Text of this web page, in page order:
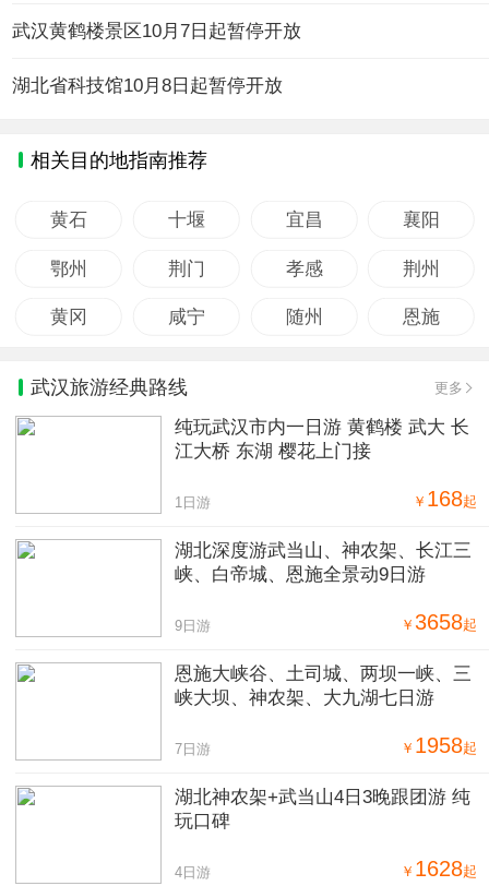
武汉黄鹤楼景区10月7日起暂停开放
湖北省科技馆10月8日起暂停开放
相关目的地指南推荐
黄石 十堰 宜昌 襄阳
鄂州 荆门 孝感 荆州
黄冈 咸宁 随州 恩施
武汉旅游经典路线 更多
纯玩武汉市内一日游 黄鹤楼 武大 长
江大桥 东湖 樱花上门接
￥ 168起
1日游
湖北深度游武当山、神农架、长江三
峡、白帝城、恩施全景动9日游
￥ 3658起
9日游
恩施大峡谷、土司城、两坝一峡、三
峡大坝、神农架、大九湖七日游
￥ 1958起
7日游
湖北神农架+武当山4日3晚跟团游 纯
玩口碑
￥ 1628起
4日游